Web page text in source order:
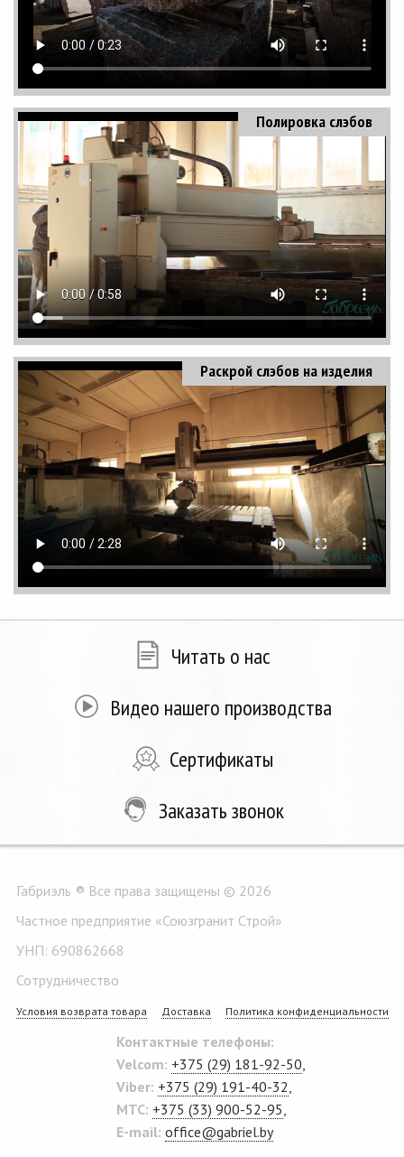
Полировка слэбов
Раскрой слэбов на изделия
Читать о нас
Видео нашего производства
Сертификаты
Заказать звонок
Габриэль ® Все права защищены © 2026
Частное предприятие «Союзгранит Строй»
УНП: 690862668
Сотрудничество
Условия возврата товара Доставка Политика конфиденциальности
Контактные телефоны:
Velcom: +375 (29) 181-92-50,
Viber: +375 (29) 191-40-32,
MTC: +375 (33) 900-52-95,
E-mail: office@gabriel.by